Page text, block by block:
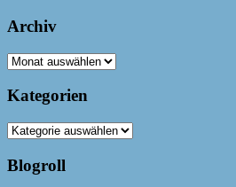
Archiv
Archiv
Kategorien
Kategorien
Blogroll